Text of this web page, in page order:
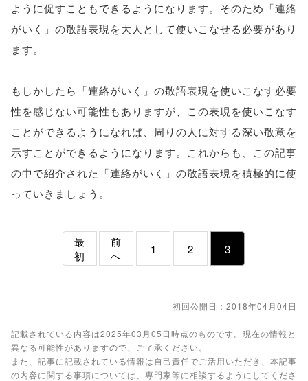
ように促すこともできるようになります。そのため「連絡
がいく」の敬語表現を大人として使いこなせる必要があり
ます。
もしかしたら「連絡がいく」の敬語表現を使いこなす必要
性を感じない可能性もありますが、この表現を使いこなす
ことができるようになれば、周りの人に対する深い敬意を
示すことができるようになります。これからも、この記事
の中で紹介された「連絡がいく」の敬語表現を積極的に使
っていきましょう。
最
初
前
へ
1 2 3
初回公開日：2018年04月04日
記載されている内容は2025年03月05日時点のものです。現在の情報と
異なる可能性がありますので、ご了承ください。
また、記事に記載されている情報は自己責任でご活用いただき、本記事
の内容に関する事項については、専門家等に相談するようにしてくださ